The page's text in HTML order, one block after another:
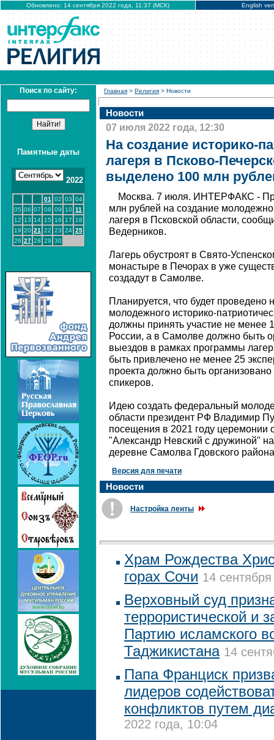
Обновлено: 14 сентября 2022 года, 11:37 (МСК) English
Поиск по сайту:
Памятные даты
2022
01 02 03 04
05 06 07 08 09 10 11
12 13 14 15 16 17
18
19 20 21 22 23 24 25
26 27 28 29 30
Главная > Религия > Новости
Новости
07 июля 2022 года, 12:30
На создание историко-
лагеря в Псково-
выделено 100 млн
Москва. 7 июля. ИНТЕРФАКС -
млн рублей на создание
лагеря в Псковской области,
Ведерников.
Лагерь обустроят в Свято-
монастыре в Печорах в уже
создадут в Самолве.
Планируется, что будет проведено
молодежного историко-
должны принять участие не менее
России, а в Самолве должно быть
выездов в рамках программы
быть привлечено не менее 25
проекта должно быть
спикеров.
Идею создать федеральный
области президент РФ Владимир
посещения в 2021 году церемонии
"Александр Невский с дружиной"
деревне Самолва Гдовского
Версия для печати
Новости
Настройка ленты
Храм Рождества
горах Сочи 14
Верховный суд
террористической и
Партию исламского
Таджикистана 14
Папа Франциск
лидеров
конфликтов путем
2022 года, 10:04